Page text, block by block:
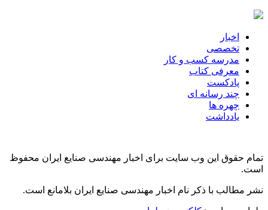
اخبار
تخصصی
مدرسه کسب و کار
معرفی کتاب
پادکست
چند رسانه ای
چهره ها
یادداشت
تمام حقوق این وب سایت برای اخبار مهندسی صنایع ایران محفوظ
است.
نشر مطالب با ذکر نام اخبار مهندسی صنایع ایران بلامانع است.